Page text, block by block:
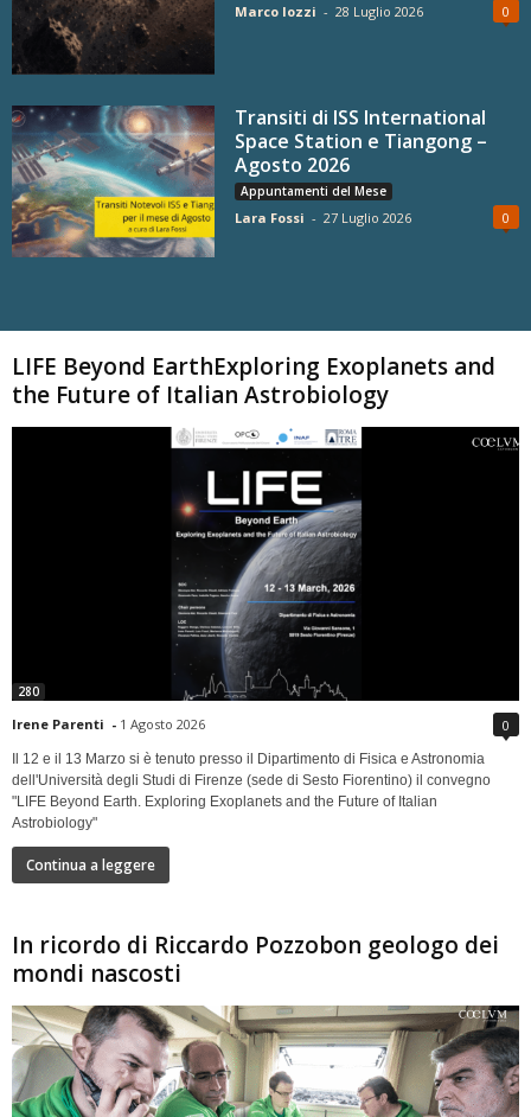
Marco Iozzi - 28 Luglio 2026 0
Transiti di ISS International
Space Station e Tiangong –
Agosto 2026
Appuntamenti del Mese
Lara Fossi - 27 Luglio 2026 0
LIFE Beyond EarthExploring Exoplanets and
the Future of Italian Astrobiology
280
Irene Parenti - 1 Agosto 2026 0
Il 12 e il 13 Marzo si è tenuto presso il Dipartimento di Fisica e Astronomia
dell'Università degli Studi di Firenze (sede di Sesto Fiorentino) il convegno
"LIFE Beyond Earth. Exploring Exoplanets and the Future of Italian
Astrobiology"
Continua a leggere
In ricordo di Riccardo Pozzobon geologo dei
mondi nascosti